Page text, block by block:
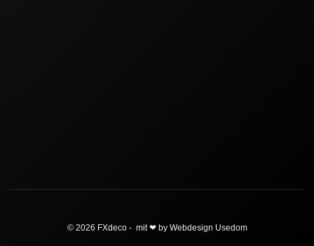
© 2026 FXdeco - mit ❤ by Webdesign Usedom